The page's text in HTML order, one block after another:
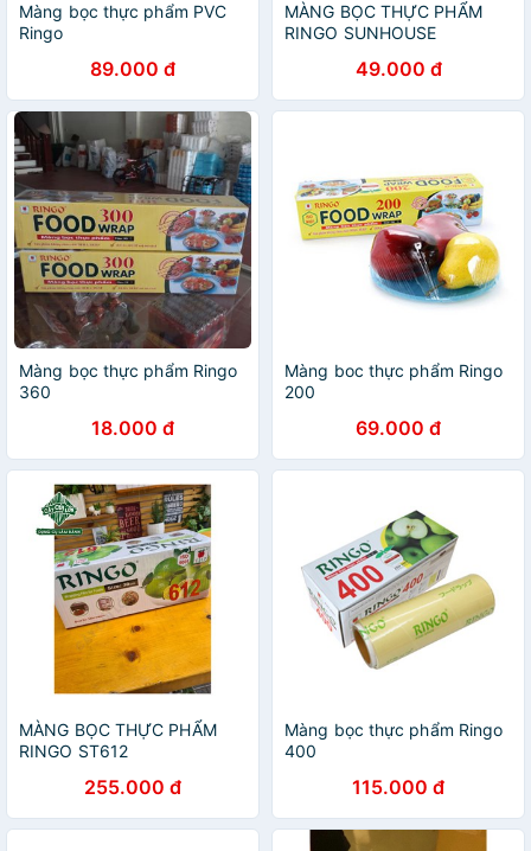
Màng bọc thực phẩm PVC
Ringo
89.000 đ
MÀNG BỌC THỰC PHẨM
RINGO SUNHOUSE
49.000 đ
Màng bọc thực phẩm Ringo
360
18.000 đ
Màng boc thực phẩm Ringo
200
69.000 đ
MÀNG BỌC THỰC PHẨM
RINGO ST612
255.000 đ
Màng bọc thực phẩm Ringo
400
115.000 đ